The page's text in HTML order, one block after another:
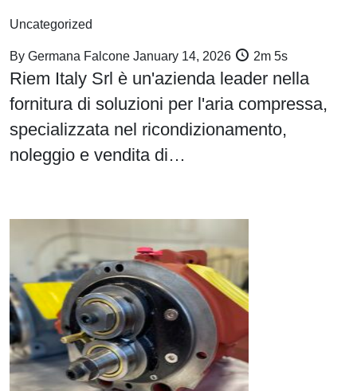
Uncategorized
By Germana Falcone January 14, 2026 2m 5s
Riem Italy Srl è un'azienda leader nella
fornitura di soluzioni per l'aria compressa,
specializzata nel ricondizionamento,
noleggio e vendita di…